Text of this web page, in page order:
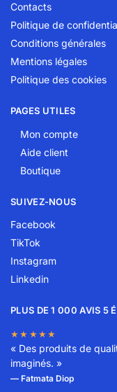
Contacts
Politique de
Conditions générales
Mentions légales
Politique des cookies
PAGES UTILES
Mon compte
Aide client
Boutique
SUIVEZ-NOUS
Facebook
TikTok
Instagram
Linkedin
PLUS DE 1 000 AVIS 5
★★★★★
« Des produits de
imaginés. »
— Fatmata Diop